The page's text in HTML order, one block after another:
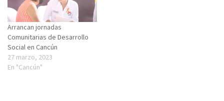
Arrancan jornadas
Comunitarias de Desarrollo
Social en Cancún
27 marzo, 2023
En "Cancún"